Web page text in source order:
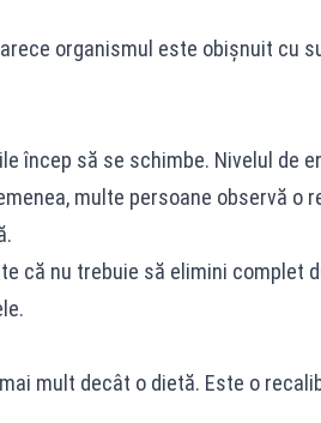
organismul este obișnuit cu
încep să se schimbe. Nivelul de
multe persoane observă o
că nu trebuie să elimini complet
mult decât o dietă. Este o